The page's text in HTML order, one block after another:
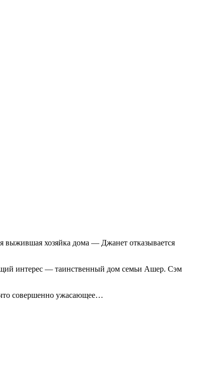
выжившая хозяйка дома — Джанет отказывается
интерес — таинственный дом семьи Ашер. Сэм
совершенно ужасающее…